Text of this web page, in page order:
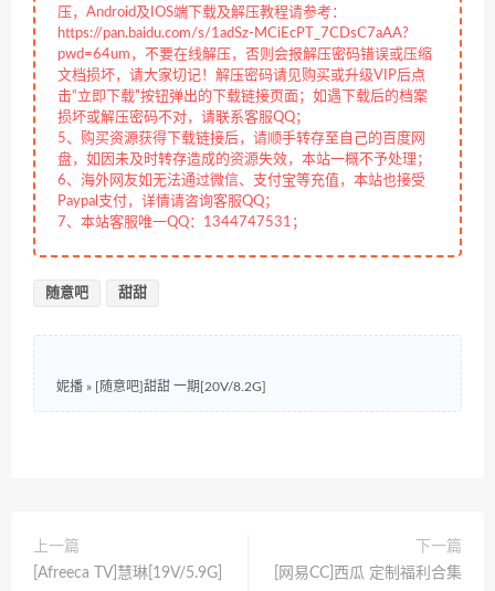
压，Android及IOS端下载及解压教程请参考：
https://pan.baidu.com/s/1adSz-MCiEcPT_7CDsC7aAA?
pwd=64um，不要在线解压，否则会报解压密码错误或压缩
文档损坏，请大家切记！解压密码请见购买或升级VIP后点
击“立即下载”按钮弹出的下载链接页面；如遇下载后的档案
损坏或解压密码不对，请联系客服QQ；
5、购买资源获得下载链接后，请顺手转存至自己的百度网
盘，如因未及时转存造成的资源失效，本站一概不予处理；
6、海外网友如无法通过微信、支付宝等充值，本站也接受
Paypal支付，详情请咨询客服QQ；
7、本站客服唯一QQ：1344747531；
随意吧 甜甜
妮播 » [随意吧]甜甜 一期[20V/8.2G]
上一篇
[Afreeca TV]慧琳[19V/5.9G]
下一篇
[网易CC]西瓜 定制福利合集